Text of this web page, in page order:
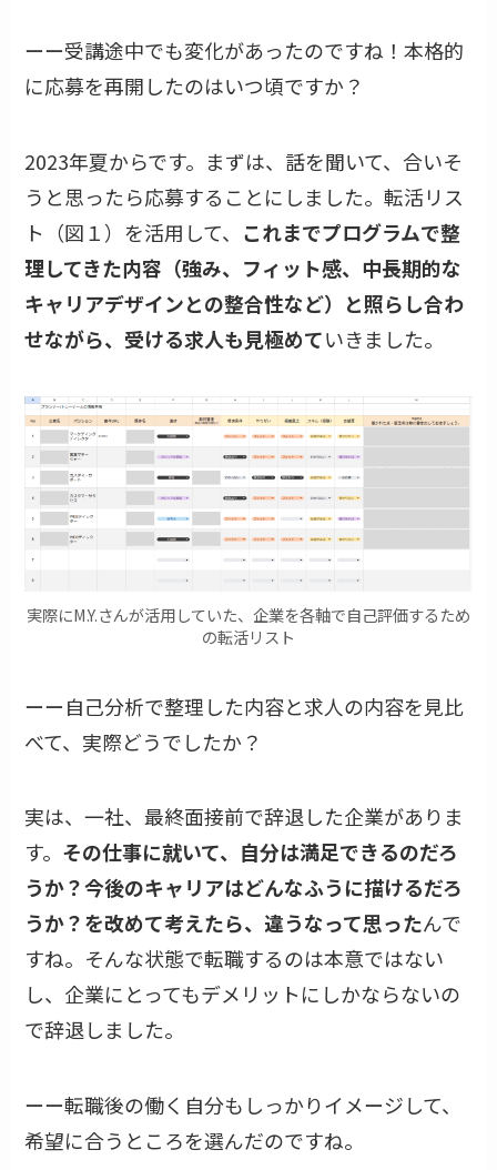
ーー受講途中でも変化があったのですね！本格的
に応募を再開したのはいつ頃ですか？
2023年夏からです。まずは、話を聞いて、合いそ
うと思ったら応募することにしました。転活リス
ト（図１）を活用して、 これまでプログラムで整
理してきた内容（強み、フィット感、中長期的な
キャリアデザインとの整合性など）と照らし合わ
せながら、受ける求人も見極めていきました。
実際にM.Y.さんが活用していた、企業を各軸で自己評価するため
の転活リスト
ーー自己分析で整理した内容と求人の内容を見比
べて、実際どうでしたか？
実は、一社、最終面接前で辞退した企業がありま
す。 その仕事に就いて、自分は満足できるのだろ
うか？今後のキャリアはどんなふうに描けるだろ
うか？を改めて考えたら、違うなって思ったんで
すね。そんな状態で転職するのは本意ではない
し、企業にとってもデメリットにしかならないの
で辞退しました。
ーー転職後の働く自分もしっかりイメージして、
希望に合うところを選んだのですね。